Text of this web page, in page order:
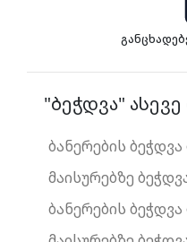
"ბეჭდვა"
ბანერების
მაისურებზე
ბანერების